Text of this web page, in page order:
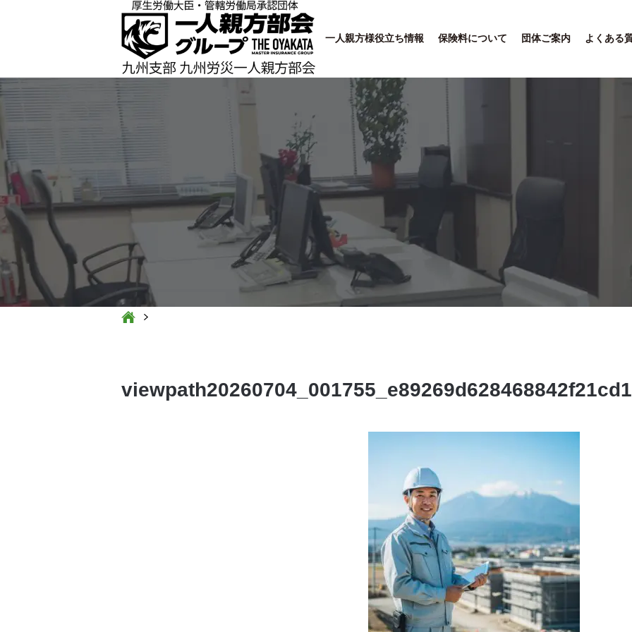
一人親方様役立ち情報 保険料について 団体ご案内 よくある